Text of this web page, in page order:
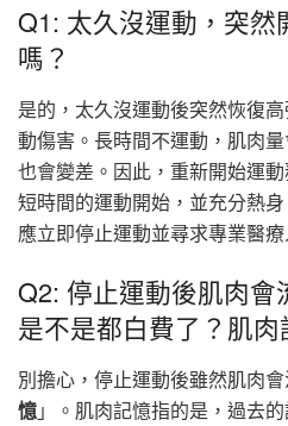
Q1: 太久沒運動，突然
嗎？
是的，太久沒運動後突然恢復
動傷害。長時間不運動，肌肉
也會變差。因此，重新開始運
短時間的運動開始，並充分熱
應立即停止運動並尋求專業醫療
Q2: 停止運動後肌肉會
是不是都白費了？肌肉
別擔心，停止運動後雖然肌肉
憶」。肌肉記憶指的是，過去